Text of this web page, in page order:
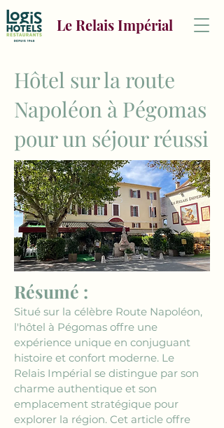
Le Relais Impérial
Hôtel sur la route
Napoléon à Pégomas
pour un séjour réussi
Résumé :
Situé sur la célèbre Route Napoléon,
l'hôtel à Pégomas offre une
expérience unique en conjuguant
histoire et confort moderne. Le
Relais Impérial se distingue par son
charme authentique et son
emplacement stratégique pour
explorer la région. Cet article offre